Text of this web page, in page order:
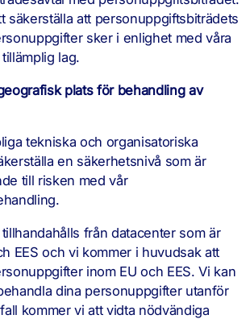
säkerställa att personuppgiftsbiträdets
sker i enlighet med våra
lag.
plats för behandling av
tekniska och organisatoriska
en säkerhetsnivå som är
till risken med vår
från datacenter som är
EES och vi kommer i huvudsak att
inom EU och EES. Vi kan
dina personuppgifter utanför
kommer vi att vidta nödvändiga